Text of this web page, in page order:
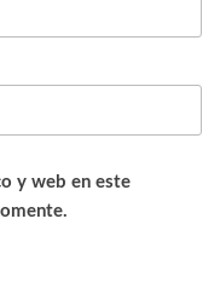
y web en este